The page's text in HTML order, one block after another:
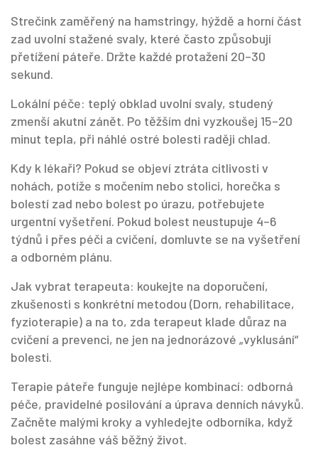
Strečink zaměřený na hamstringy, hýždě a horní část
zad uvolní stažené svaly, které často způsobují
přetížení páteře. Držte každé protažení 20–30
sekund.
Lokální péče: teplý obklad uvolní svaly, studený
zmenší akutní zánět. Po těžším dni vyzkoušej 15–20
minut tepla, při náhlé ostré bolesti raději chlad.
Kdy k lékaři? Pokud se objeví ztráta citlivosti v
nohách, potíže s močením nebo stolici, horečka s
bolestí zad nebo bolest po úrazu, potřebujete
urgentní vyšetření. Pokud bolest neustupuje 4–6
týdnů i přes péči a cvičení, domluvte se na vyšetření
a odborném plánu.
Jak vybrat terapeuta: koukejte na doporučení,
zkušenosti s konkrétní metodou (Dorn, rehabilitace,
fyzioterapie) a na to, zda terapeut klade důraz na
cvičení a prevenci, ne jen na jednorázové „vyklusání“
bolesti.
Terapie páteře funguje nejlépe kombinací: odborná
péče, pravidelné posilování a úprava denních návyků.
Začněte malými kroky a vyhledejte odborníka, když
bolest zasáhne váš běžný život.